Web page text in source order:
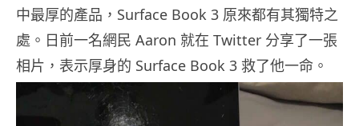
中最厚的產品，Surface Book 3 原來都有其獨特之
處。日前一名網民 Aaron 就在 Twitter 分享了一張
相片，表示厚身的 Surface Book 3 救了他一命。